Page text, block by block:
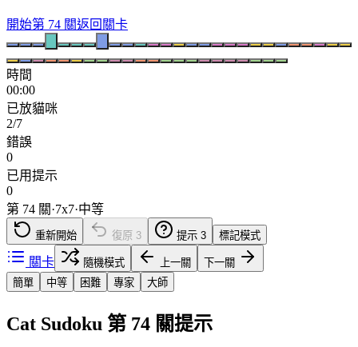
開始第 74 關返回關卡
時間
00:00
已放貓咪
2/7
錯誤
0
已用提示
0
第 74 關·7x7·中等
重新開始 復原 3 提示 3 標記模式
關卡 隨機模式 上一關
下一關
簡單
中等 困難 專家 大師
Cat Sudoku 第 74 關提示